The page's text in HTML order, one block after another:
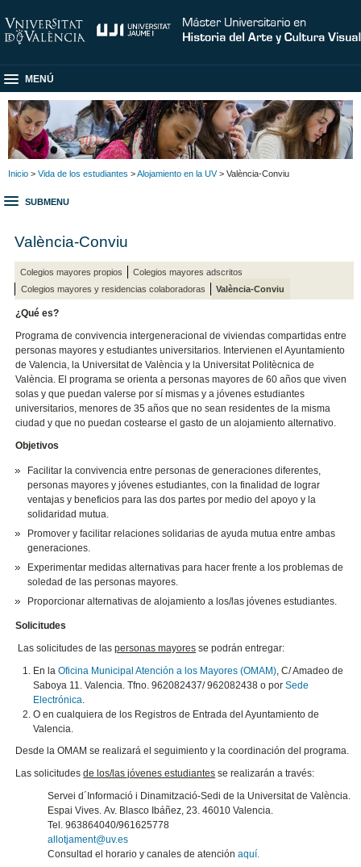
MENÚ
Inicio > Vida de los estudiantes >Alojamiento en la UV> València-Conviu
SUBMENU
València-Conviu
Colegios mayores propios
Colegios mayores adscritos
Colegios mayores y residencias colaboradoras
València-Conviu
¿Qué es?
Programa de convivencia intergeneracional de viviendas compartidas entre
personas mayores y estudiantes universitarios. Intervienen el Ayuntamiento
de Valencia, la Universitat de València y la Universitat Politècnica de
València. El programa se orienta a personas mayores de 60 años que viven
solas y que puedan valerse por sí mismas y a jóvenes estudiantes
universitarios, menores de 35 años que no sean residentes de la misma
ciudad y que no puedan costearse el gasto de un alojamiento alternativo.
Objetivos
Facilitar la convivencia entre personas de generaciones diferentes,
personas mayores y jóvenes estudiantes, con la finalidad de lograr
ventajas y beneficios para las dos partes por medio del apoyo y la
solidaridad mutua.
Promover y facilitar relaciones solidarias de ayuda mutua entre ambas
generaciones.
Experimentar medidas alternativas para hacer frente a los problemas de
soledad de las personas mayores.
Proporcionar alternativas de alojamiento a los/las jóvenes estudiantes.
Solicitudes
Las solicitudes de laspersonas mayores se podrán entregar:
En laOficina Municipal Atención a los Mayores (OMAM), C/ Amadeo de
Saboya 11. Valencia. Tfno. 962082437/ 962082438 o porSede
Electrónica.
O en cualquiera de los Registros de Entrada del Ayuntamiento de
Valencia.
Desde la OMAM se realizará el seguimiento y la coordinación del programa.
Las solicitudesde los/las jóvenes estudiantes se realizarán a través:
Servei d´Informació i Dinamització-Sedi de la Universitat de València.
Espai Vives. Av. Blasco Ibáñez, 23. 46010 Valencia.
Tel. 963864040/961625778
allotjament@uv.es
Consultad el horario y canales de atenciónaquí.